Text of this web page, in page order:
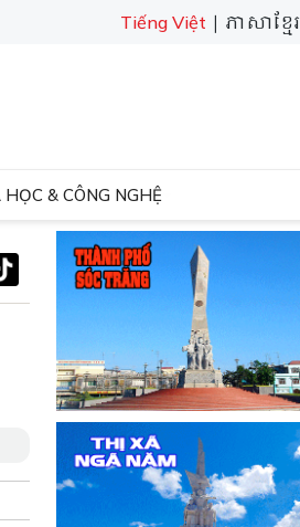
Tiếng Việt | ភាសាខ្មែរ
& CÔNG NGHỆ